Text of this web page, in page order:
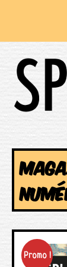
Promo !